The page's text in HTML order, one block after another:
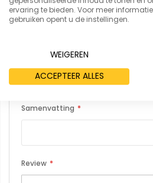
1000x700 mm met 4
draadgaaswanden
Uw naam
Samenvatting
Review
ervaring te bieden. Voor meer
gebruiken opent u de instellingen.
WEIGEREN
ACCEPTEER ALLES